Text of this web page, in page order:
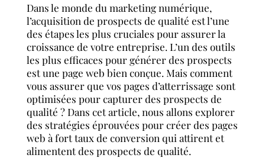
Dans le monde du marketing numérique,
l’acquisition de prospects de qualité est l’une
des étapes les plus cruciales pour assurer la
croissance de votre entreprise. L’un des outils
les plus efficaces pour générer des prospects
est une page web bien conçue. Mais comment
vous assurer que vos pages d’atterrissage sont
optimisées pour capturer des prospects de
qualité ? Dans cet article, nous allons explorer
des stratégies éprouvées pour créer des pages
web à fort taux de conversion qui attirent et
alimentent des prospects de qualité.